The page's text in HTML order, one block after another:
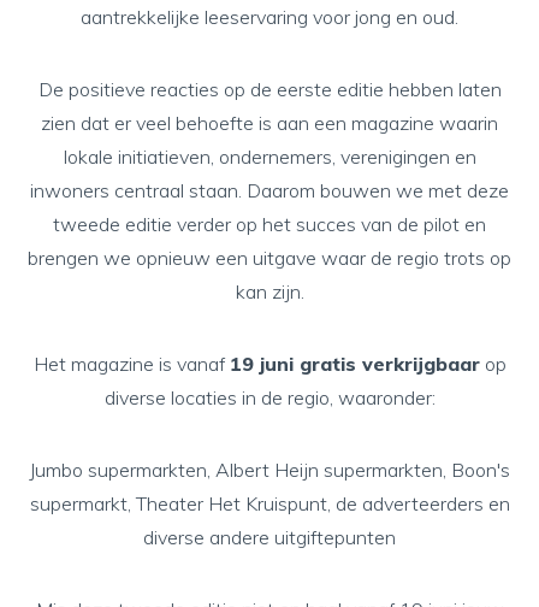
aantrekkelijke leeservaring voor jong en oud.
De positieve reacties op de eerste editie hebben laten
zien dat er veel behoefte is aan een magazine waarin
lokale initiatieven, ondernemers, verenigingen en
inwoners centraal staan. Daarom bouwen we met deze
tweede editie verder op het succes van de pilot en
brengen we opnieuw een uitgave waar de regio trots op
kan zijn.
Het magazine is vanaf 19 juni gratis verkrijgbaarop
diverse locaties in de regio, waaronder:
Jumbo supermarkten, Albert Heijn supermarkten, Boon's
supermarkt, Theater Het Kruispunt, de adverteerders en
diverse andere uitgiftepunten